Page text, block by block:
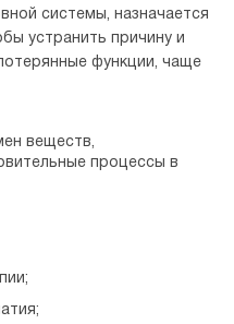
системы, назначается
устранить причину и
функции, чаще
веществ,
процессы в